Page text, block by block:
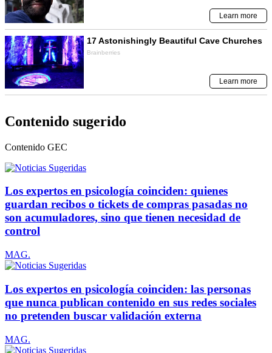
Contenido sugerido
Contenido GEC
Los expertos en psicología coinciden: quienes
guardan recibos o tickets de compras pasadas no
son acumuladores, sino que tienen necesidad de
control
MAG.
Los expertos en psicología coinciden: las personas
que nunca publican contenido en sus redes sociales
no pretenden buscar validación externa
MAG.